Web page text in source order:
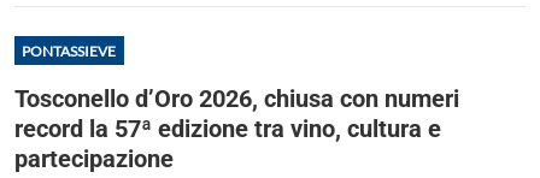
PONTASSIEVE
Tosconello d’Oro 2026, chiusa con numeri
record la 57ª edizione tra vino, cultura e
partecipazione